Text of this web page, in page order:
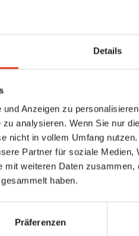
Details
Anzeigen zu
analysieren. Wenn Sie nur
nicht in vollem Umfang
Partner für soziale
weiteren Daten
haben.
Präferenzen
In der Nähe
Neustadt
1, 2700 Wiener Neustadt,
km entfernt
0 Bewertungen